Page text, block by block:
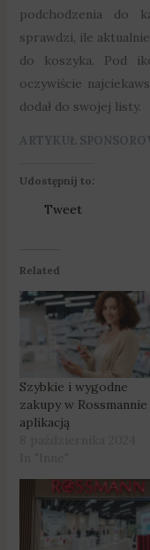
podchodzenia do
sprawdzi, ile
do koszyka. Pod
oczywiście
dodał do swojej listy.
ARTYKUŁ
Udostępnij to:
Tweet
Related
Szybkie i wygodne
zakupy w Rossmannie
aplikacją